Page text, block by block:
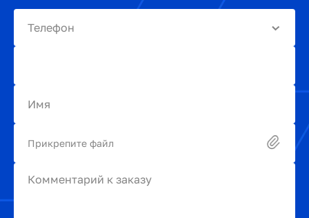
Телефон
Имя
Прикрепите файл
Комментарий к заказу